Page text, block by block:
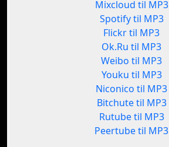
Mixcloud til MP3
Spotify til MP3
Flickr til MP3
Ok.Ru til MP3
Weibo til MP3
Youku til MP3
Niconico til MP3
Bitchute til MP3
Rutube til MP3
Peertube til MP3